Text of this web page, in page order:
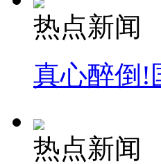
热点新闻
真心醉倒!
热点新闻